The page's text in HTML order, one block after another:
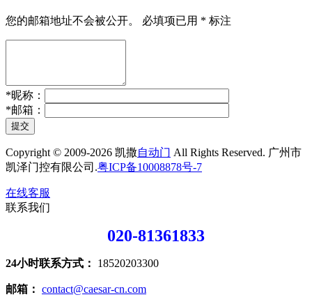
您的邮箱地址不会被公开。 必填项已用 * 标注
*昵称：
*邮箱：
提交
Copyright © 2009-2026 凯撒自动门 All Rights Reserved. 广州市
凯泽门控有限公司.粤ICP备10008878号-7
在线客服
联系我们
020-81361833
24小时联系方式： 18520203300
邮箱： contact@caesar-cn.com